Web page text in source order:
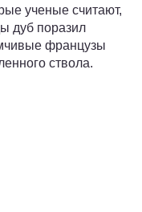
ученые считают,
дуб поразил
французы
ствола.